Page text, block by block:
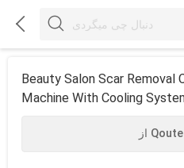
 
Beauty Salon Scar Removal
Machine With Cooling